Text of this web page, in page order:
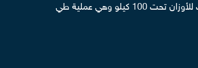
- استشاري جراحات الجهاز الهضمي والمناظير – تفاصيل التقنية الأنسب للأوزان تحت 100 كيلو وهي عملية طي